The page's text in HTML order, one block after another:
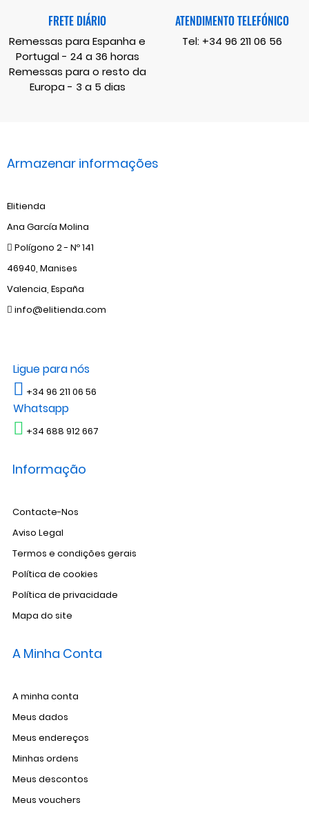
FRETE DIÁRIO
Remessas para Espanha e
Portugal - 24 a 36 horas
Remessas para o resto da
Europa - 3 a 5 dias
ATENDIMENTO TELEFÓNICO
Tel: +34 96 211 06 56
Armazenar informações
Elitienda
Ana García Molina
Polígono 2 - Nº 141
46940, Manises
Valencia, España
info@elitienda.com
Ligue para nós
+34 96 211 06 56
Whatsapp
+34 688 912 667
Informação
Contacte-Nos
Aviso Legal
Termos e condições gerais
Política de cookies
Política de privacidade
Mapa do site
A Minha Conta
A minha conta
Meus dados
Meus endereços
Minhas ordens
Meus descontos
Meus vouchers